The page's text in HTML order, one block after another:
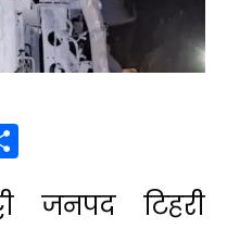
जनपद टिहरी